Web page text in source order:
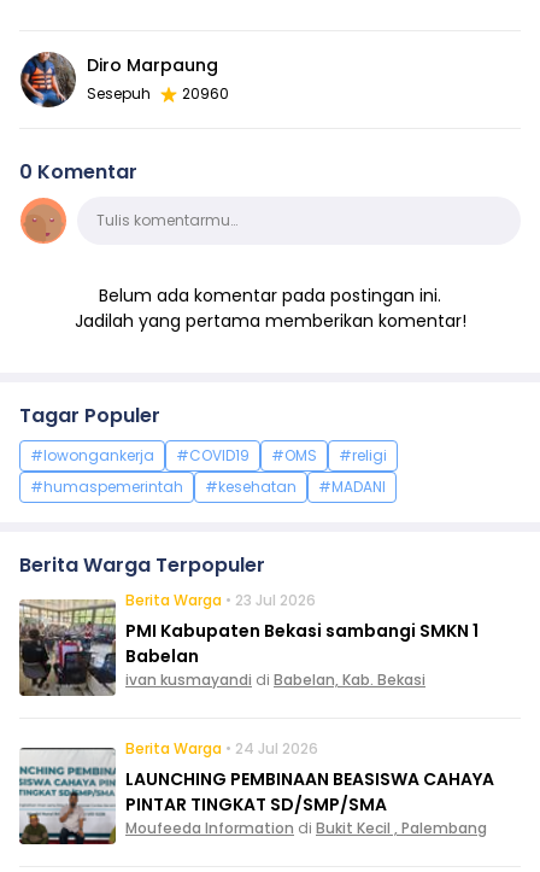
Diro Marpaung
Sesepuh 20960
0 Komentar
KomentarTulis komentarmu…
Belum ada komentar pada postingan ini.
Jadilah yang pertama memberikan komentar!
Tagar Populer
#lowongankerja #COVID19 #OMS
#religi
#humaspemerintah
#kesehatan #MADANI
Berita Warga Terpopuler
Berita Warga • 23 Jul 2026
PMI Kabupaten Bekasi sambangi SMKN 1
Babelan
ivan kusmayandi di Babelan, Kab. Bekasi
Berita Warga • 24 Jul 2026
LAUNCHING PEMBINAAN BEASISWA CAHAYA
PINTAR TINGKAT SD/SMP/SMA
Moufeeda Information di Bukit Kecil , Palembang